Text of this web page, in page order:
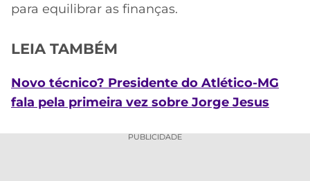
para equilibrar as finanças.
LEIA TAMBÉM
Novo técnico? Presidente do Atlético-MG
fala pela primeira vez sobre Jorge Jesus
PUBLICIDADE